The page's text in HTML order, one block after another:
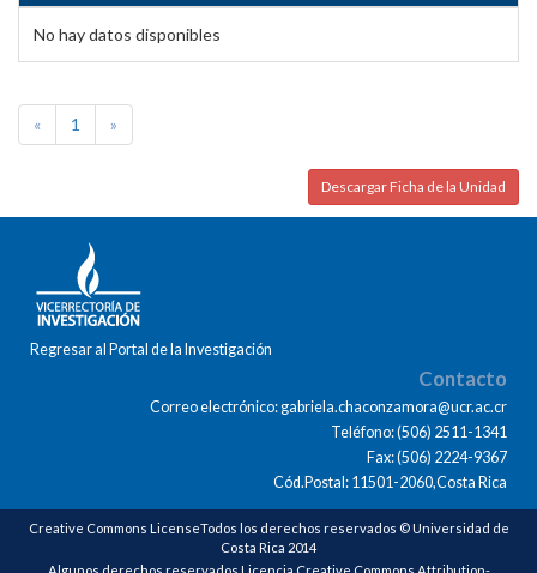
No hay datos disponibles
« 1 »
Descargar Ficha de la Unidad
Regresar al Portal de la Investigación
Contacto
Correo electrónico: gabriela.chaconzamora@ucr.ac.cr
Teléfono: (506) 2511-1341
Fax: (506) 2224-9367
Cód.Postal: 11501-2060,Costa Rica
Creative Commons LicenseTodos los derechos reservados © Universidad de
Costa Rica 2014